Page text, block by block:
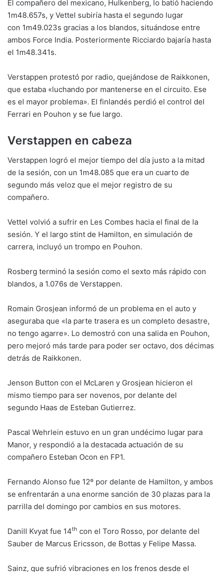
El compañero del mexicano, Hulkenberg, lo batió haciendo
1m48.657s, y Vettel subiría hasta el segundo lugar
con 1m49.023s gracias a los blandos, situándose entre
ambos Force India. Posteriormente Ricciardo bajaría hasta
el 1m48.341s.
Verstappen protestó por radio, quejándose de Raikkonen,
que estaba «luchando por mantenerse en el circuito. Ese
es el mayor problema». El finlandés perdió el control del
Ferrari en Pouhon y se fue largo.
Verstappen en cabeza
Verstappen logró el mejor tiempo del día justo a la mitad
de la sesión, con un 1m48.085 que era un cuarto de
segundo más veloz que el mejor registro de su
compañero.
Vettel volvió a sufrir en Les Combes hacia el final de la
sesión. Y el largo stint de Hamilton, en simulación de
carrera, incluyó un trompo en Pouhon.
Rosberg terminó la sesión como el sexto más rápido con
blandos, a 1.076s de Verstappen.
Romain Grosjean informó de un problema en el auto y
aseguraba que «la parte trasera es un completo desastre,
no tengo agarre». Lo demostró con una salida en Pouhon,
pero mejoró más tarde para poder ser octavo, dos décimas
detrás de Raikkonen.
Jenson Button con el McLaren y Grosjean hicieron el
mismo tiempo para ser novenos, por delante del
segundo Haas de Esteban Gutierrez.
Pascal Wehrlein estuvo en un gran undécimo lugar para
Manor, y respondió a la destacada actuación de su
compañero Esteban Ocon en FP1.
Fernando Alonso fue 12º por delante de Hamilton, y ambos
se enfrentarán a una enorme sanción de 30 plazas para la
parrilla del domingo por cambios en sus motores.
Danill Kvyat fue 14th con el Toro Rosso, por delante del
Sauber de Marcus Ericsson, de Bottas y Felipe Massa.
Sainz, que sufrió vibraciones en los frenos desde el